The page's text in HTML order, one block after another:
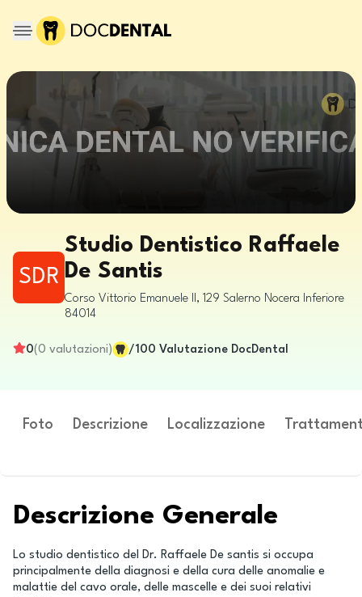
SDR
Studio Dentistico Raffaele
De Santis
Corso Vittorio Emanuele II, 129 Salerno Nocera Inferiore
84014
0(0 valutazioni) /100 Valutazione DocDental
Foto Descrizione Localizzazione
Descrizione Generale
Lo studio dentistico del Dr. Raffaele De santis si occupa
principalmente della diagnosi e della cura delle anomalie e
malattie del cavo orale, delle mascelle e dei suoi relativi